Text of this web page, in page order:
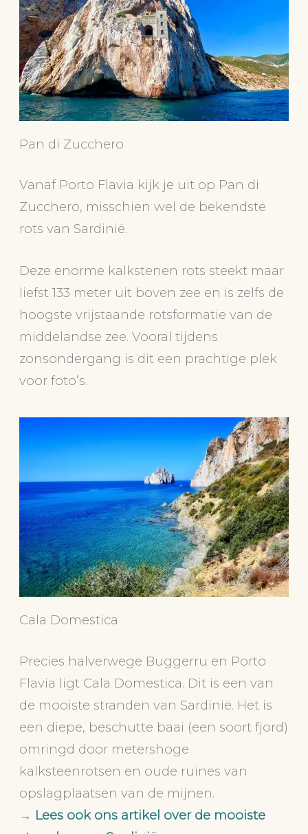
Pan di Zucchero
Vanaf Porto Flavia kijk je uit op Pan di
Zucchero, misschien wel de bekendste
rots van Sardinië.
Deze enorme kalkstenen rots steekt maar
liefst 133 meter uit boven zee en is zelfs de
hoogste vrijstaande rotsformatie van de
middelandse zee. Vooral tijdens
zonsondergang is dit een prachtige plek
voor foto’s.
Cala Domestica
Precies halverwege Buggerru en Porto
Flavia ligt Cala Domestica. Dit is een van
de mooiste stranden van Sardinië. Het is
een diepe, beschutte baai (een soort fjord)
omringd door metershoge
kalksteenrotsen en oude ruïnes van
opslagplaatsen van de mijnen.
→ Lees ook ons artikel over de mooiste